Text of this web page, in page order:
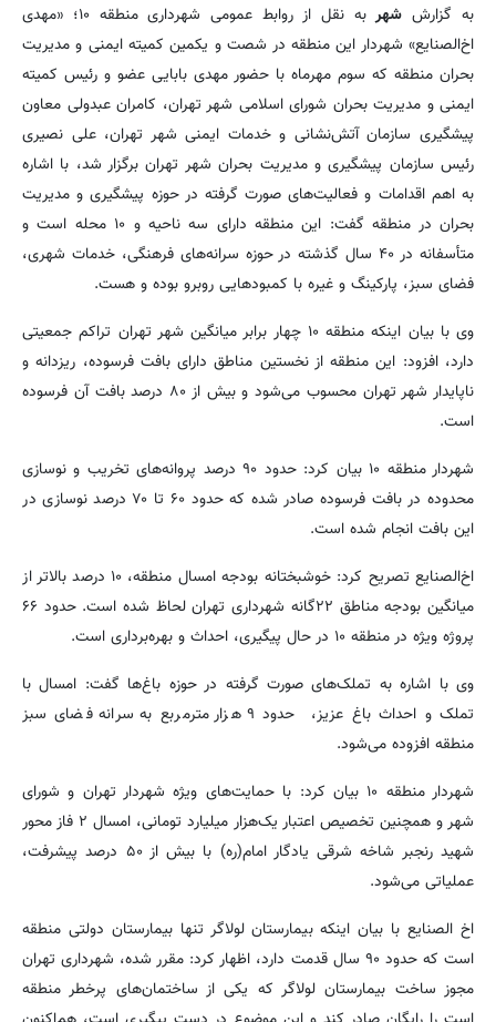
به گزارش شهر
به نقل از روابط عمومی شهرداری منطقه ۱۰؛ «مهدی
اخ‌الصنایع» شهردار این منطقه در شصت و یکمین کمیته ایمنی و مدیریت
بحران منطقه که سوم مهرماه با حضور مهدی بابایی عضو و رئیس کمیته
ایمنی و مدیریت بحران شورای اسلامی شهر تهران، کامران عبدولی معاون
پیشگیری سازمان آتش‌نشانی و خدمات ایمنی شهر تهران، علی نصیری
رئیس سازمان پیشگیری و مدیریت بحران شهر تهران برگزار شد، با اشاره
به اهم اقدامات و فعالیت‌های صورت گرفته در حوزه پیشگیری و مدیریت
بحران در منطقه گفت: این منطقه دارای سه ناحیه و ۱۰ محله است و
متأسفانه در ۴۰ سال گذشته در حوزه سرانه‌های فرهنگی، خدمات شهری،
فضای سبز، پارکینگ و غیره با کمبودهایی روبرو بوده و هست.
وی با بیان اینکه منطقه ۱۰ چهار برابر میانگین شهر تهران تراکم جمعیتی
دارد، افزود: این منطقه از نخستین مناطق دارای بافت فرسوده، ریزدانه و
ناپایدار شهر تهران محسوب می‌شود و بیش از ۸۰ درصد بافت آن فرسوده
است.
شهردار منطقه ۱۰ بیان کرد: حدود ۹۰ درصد پروانه‌های تخریب و نوسازی
محدوده در بافت فرسوده صادر شده که حدود ۶۰ تا ۷۰ درصد نوسازی در
این بافت انجام شده است.
اخ‌الصنایع تصریح کرد: خوشبختانه بودجه امسال منطقه، ۱۰ درصد بالاتر از
میانگین بودجه مناطق ۲۲گانه شهرداری تهران لحاظ شده است. حدود ۶۶
پروژه ویژه در منطقه ۱۰ در حال پیگیری، احداث و بهره‌برداری است.
وی با اشاره به تملک‌های صورت گرفته در حوزه باغ‌ها گفت: امسال با
تملک و احداث باغ عزیز، حدود ۹ هزار مترمربع به سرانه فضای سبز
منطقه افزوده می‌شود.
شهردار منطقه ۱۰ بیان کرد: با حمایت‌های ویژه شهردار تهران و شورای
شهر و همچنین تخصیص اعتبار یک‌هزار میلیارد تومانی، امسال ۲ فاز محور
شهید رنجبر شاخه شرقی یادگار امام(ره) با بیش از ۵۰ درصد پیشرفت،
عملیاتی می‌شود.
اخ الصنایع با بیان اینکه بیمارستان لولاگر تنها بیمارستان دولتی منطقه
است که حدود ۹۰ سال قدمت دارد، اظهار کرد: مقرر شده، شهرداری تهران
مجوز ساخت بیمارستان لولاگر که یکی از ساختمان‌های پرخطر منطقه